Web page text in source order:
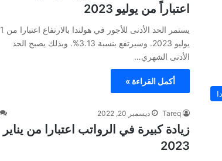
اعتباراً من يوليو 2023
يستمر الحد الأدنى للأجور في هولندا بالارتفاع اعتبارا من 1
يوليو 2023. وسيرتفع بنسبة 3.13%. وبذلك يصبح الحد
الأدنى الشهري…
أكمل القراءة »
Tareq ديسمبر 20, 2022
زيادة كبيرة في الرواتب اعتبارا من يناير
2023